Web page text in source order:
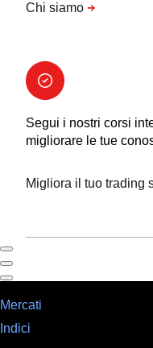
Segui i nostri corsi
migliorare le tue
Mercati
Indici